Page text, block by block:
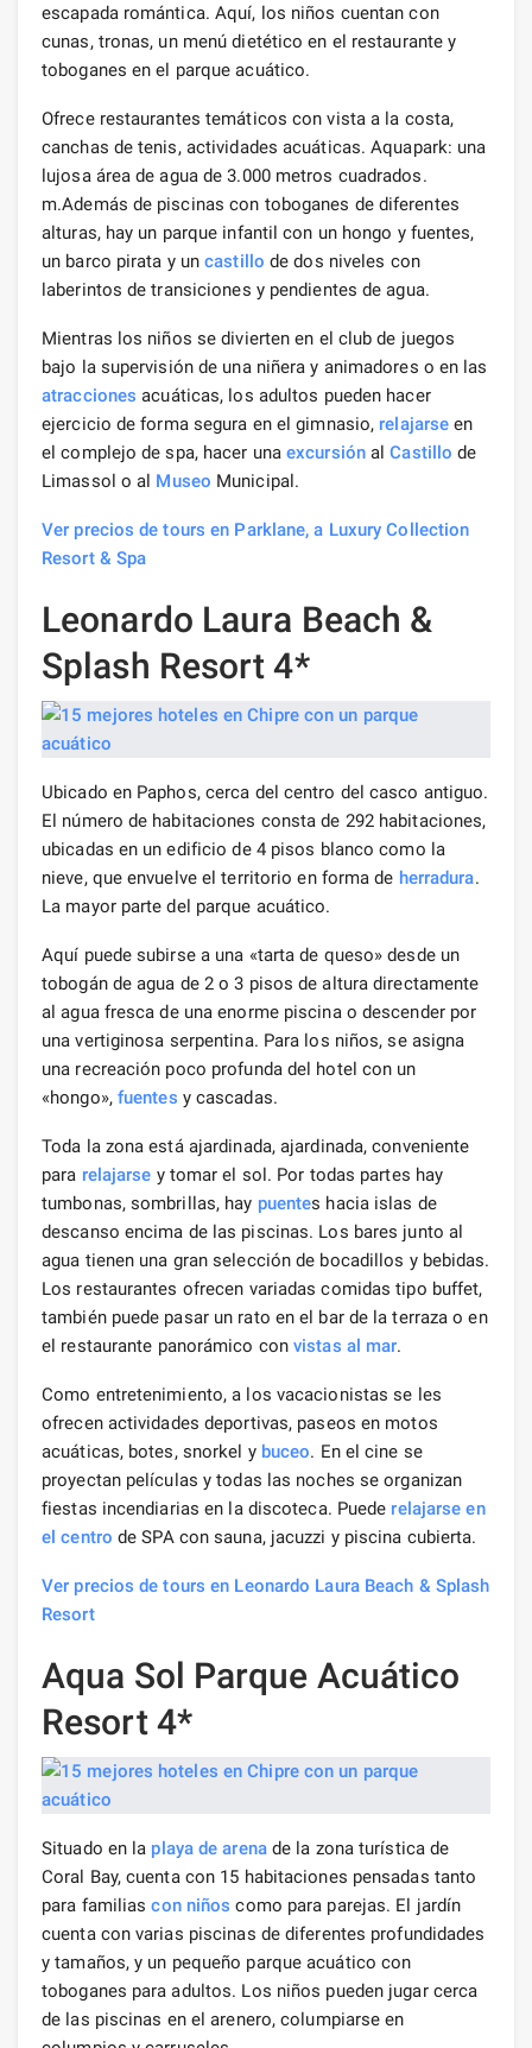
escapada romántica. Aquí, los niños cuentan con
cunas, tronas, un menú dietético en el restaurante y
toboganes en el parque acuático.
Ofrece restaurantes temáticos con vista a la costa,
canchas de tenis, actividades acuáticas. Aquapark: una
lujosa área de agua de 3.000 metros cuadrados.
m.Además de piscinas con toboganes de diferentes
alturas, hay un parque infantil con un hongo y fuentes,
un barco pirata y uncastillo de dos niveles con
laberintos de transiciones y pendientes de agua.
Mientras los niños se divierten en el club de juegos
bajo la supervisión de una niñera y animadores o en las
atracciones acuáticas, los adultos pueden hacer
ejercicio de forma segura en el gimnasio, relajarse en
el complejo de spa, hacer unaexcursiónalCastillo de
Limassol o al Museo Municipal.
Ver precios de tours en Parklane, a Luxury Collection
Resort & Spa
Leonardo Laura Beach &
Splash Resort 4*
Ubicado en Paphos, cerca del centro del casco antiguo.
El número de habitaciones consta de 292 habitaciones,
ubicadas en un edificio de 4 pisos blanco como la
nieve, que envuelve el territorio en forma de herradura.
La mayor parte del parque acuático.
Aquí puede subirse a una «tarta de queso» desde un
tobogán de agua de 2 o 3 pisos de altura directamente
al agua fresca de una enorme piscina o descender por
una vertiginosa serpentina. Para los niños, se asigna
una recreación poco profunda del hotel con un
«hongo», fuentes y cascadas.
Toda la zona está ajardinada, ajardinada, conveniente
para relajarse y tomar el sol. Por todas partes hay
tumbonas, sombrillas, hay puentes hacia islas de
descanso encima de las piscinas. Los bares junto al
agua tienen una gran selección de bocadillos y bebidas.
Los restaurantes ofrecen variadas comidas tipo buffet,
también puede pasar un rato en el bar de la terraza o en
el restaurante panorámico convistas al mar.
Como entretenimiento, a los vacacionistas se les
ofrecen actividades deportivas, paseos en motos
acuáticas, botes, snorkel y buceo. En el cine se
proyectan películas y todas las noches se organizan
fiestas incendiarias en la discoteca. Puede relajarse en
el centro de SPA con sauna, jacuzzi y piscina cubierta.
Ver precios de tours en Leonardo Laura Beach & Splash
Resort
Aqua Sol Parque Acuático
Resort 4*
Situado en la playa de arenade la zona turística de
Coral Bay, cuenta con 15 habitaciones pensadas tanto
para familiascon niños como para parejas. El jardín
cuenta con varias piscinas de diferentes profundidades
y tamaños, y un pequeño parque acuático con
toboganes para adultos. Los niños pueden jugar cerca
de las piscinas en el arenero, columpiarse en